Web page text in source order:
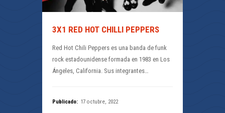
3X1 RED HOT CHILLI PEPPERS
Red Hot Chili Peppers es una banda de funk
rock estadounidense formada en 1983 en Los
Ángeles, California. Sus integrantes…
Publicado: 17 octubre, 2022